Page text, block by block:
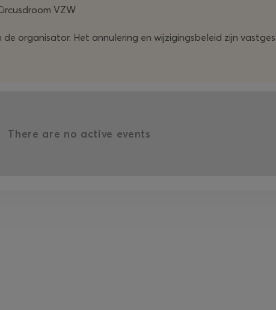
VZW
organisator. Het annulering en wijzigingsbeleid zijn
There are no active events